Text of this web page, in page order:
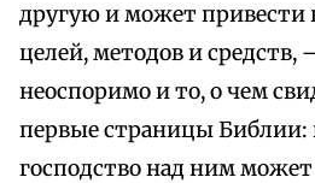
другую и может
целей, методов и средств,
неоспоримо и то, о чем
первые страницы Библии:
господство над ним